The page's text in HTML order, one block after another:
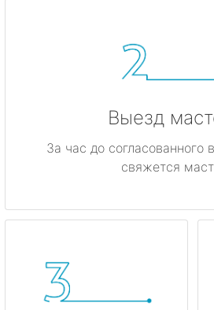
Выезд
За час до согласованного
свяжется